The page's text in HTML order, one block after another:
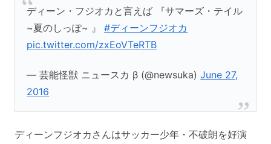
ディーン・フジオカと言えば 『サマーズ・テイル
~夏のしっぽ~ 』#ディーンフジオカ
pic.twitter.com/zxEoVTeRTB
— 芸能怪獣 ニュースカ β (@newsuka)June 27,
2016
ディーンフジオカさんはサッカー少年・不破朗を好演